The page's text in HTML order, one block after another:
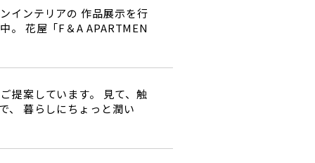
インテリアの 作品展示を行
。 花屋「F＆A APARTMEN
提案しています。 見て、触
、 暮らしにちょっと潤い